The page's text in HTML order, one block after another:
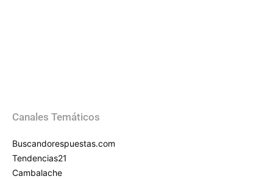
Canales Temáticos
Buscandorespuestas.com
Tendencias21
Cambalache